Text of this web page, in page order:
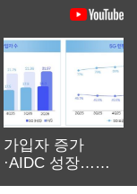
가입자 증가
·AIDC 성장…